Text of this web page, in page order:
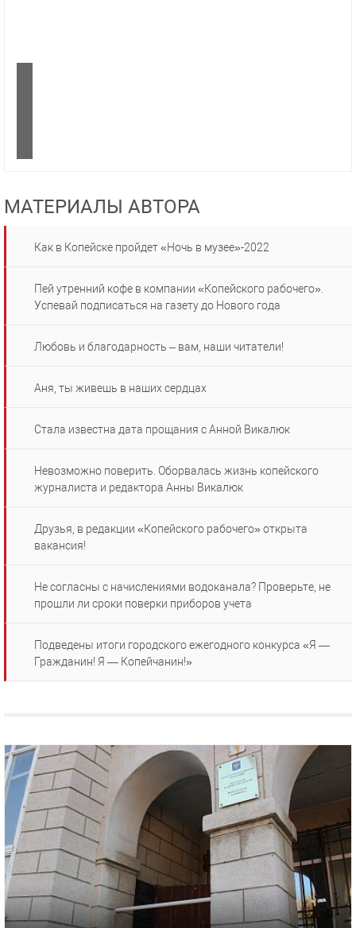
МАТЕРИАЛЫ АВТОРА
Как в Копейске пройдет «Ночь в музее»-2022
Пей утренний кофе в компании «Копейского рабочего».
Успевай подписаться на газету до Нового года
Любовь и благодарность – вам, наши читатели!
Аня, ты живешь в наших сердцах
Стала известна дата прощания с Анной Викалюк
Невозможно поверить. Оборвалась жизнь копейского
журналиста и редактора Анны Викалюк
Друзья, в редакции «Копейского рабочего» открыта
вакансия!
Не согласны с начислениями водоканала? Проверьте, не
прошли ли сроки поверки приборов учета
Подведены итоги городского ежегодного конкурса «Я —
Гражданин! Я — Копейчанин!»